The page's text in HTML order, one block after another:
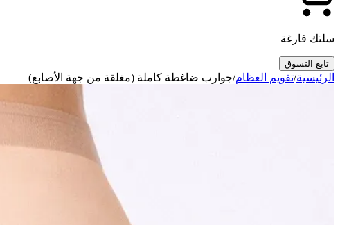
سلتك فارغة
تابع التسوق
الرئيسية/تقويم العظام/جوارب ضاغطة كاملة (مغلقة من جهة الأصابع)